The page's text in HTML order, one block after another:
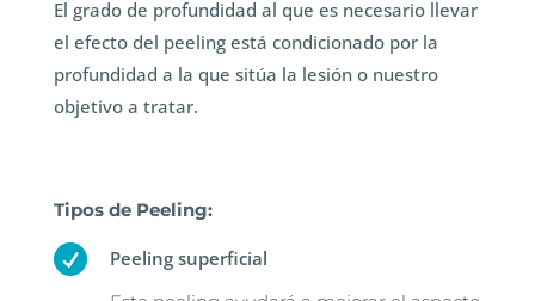
El grado de profundidad al que es necesario llevar
el efecto del peeling está condicionado por la
profundidad a la que sitúa la lesión o nuestro
objetivo a tratar.
Tipos de Peeling:
 Peeling superficial